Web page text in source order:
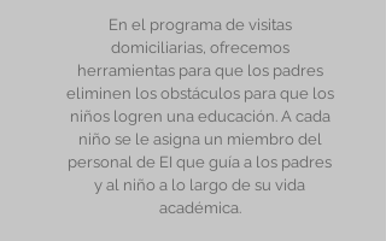
En el programa de visitas
domiciliarias, ofrecemos
herramientas para que los padres
eliminen los obstáculos para que los
niños logren una educación. A cada
niño se le asigna un miembro del
personal de EI que guía a los padres
y al niño a lo largo de su vida
académica.